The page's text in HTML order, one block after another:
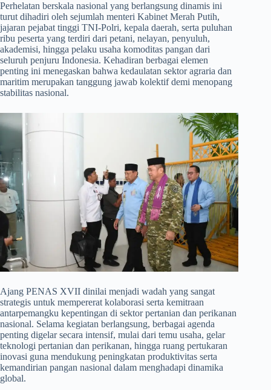
​Perhelatan berskala nasional yang berlangsung dinamis ini
turut dihadiri oleh sejumlah menteri Kabinet Merah Putih,
jajaran pejabat tinggi TNI-Polri, kepala daerah, serta puluhan
ribu peserta yang terdiri dari petani, nelayan, penyuluh,
akademisi, hingga pelaku usaha komoditas pangan dari
seluruh penjuru Indonesia. Kehadiran berbagai elemen
penting ini menegaskan bahwa kedaulatan sektor agraria dan
maritim merupakan tanggung jawab kolektif demi menopang
stabilitas nasional.
​Ajang PENAS XVII dinilai menjadi wadah yang sangat
strategis untuk mempererat kolaborasi serta kemitraan
antarpemangku kepentingan di sektor pertanian dan perikanan
nasional. Selama kegiatan berlangsung, berbagai agenda
penting digelar secara intensif, mulai dari temu usaha, gelar
teknologi pertanian dan perikanan, hingga ruang pertukaran
inovasi guna mendukung peningkatan produktivitas serta
kemandirian pangan nasional dalam menghadapi dinamika
global.